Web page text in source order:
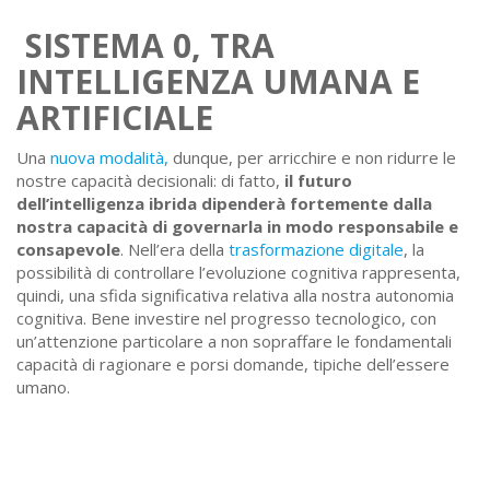
SISTEMA 0, TRA
INTELLIGENZA UMANA E
ARTIFICIALE
Una nuova modalità, dunque, per arricchire e non ridurre le
nostre capacità decisionali: di fatto, il futuro
dell’intelligenza ibrida dipenderà fortemente dalla
nostra capacità di governarla in modo responsabile e
consapevole. Nell’era della trasformazione digitale, la
possibilità di controllare l’evoluzione cognitiva rappresenta,
quindi, una sfida significativa relativa alla nostra autonomia
cognitiva. Bene investire nel progresso tecnologico, con
un’attenzione particolare a non sopraffare le fondamentali
capacità di ragionare e porsi domande, tipiche dell’essere
umano.